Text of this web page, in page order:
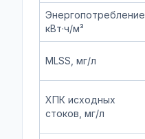
Энергопотребление,
кВт·ч/м³
MLSS, мг/л
ХПК исходных
стоков, мг/л